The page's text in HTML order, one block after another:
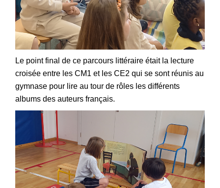
Le point final de ce parcours littéraire était la lecture
croisée entre les CM1 et les CE2 qui se sont réunis au
gymnase pour lire au tour de rôles les différents
albums des auteurs français.